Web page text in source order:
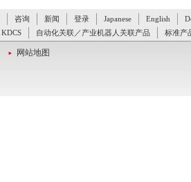
咨询 新闻 登录 Japanese English
KDCS 自动化关联／产业机器人关联产品 标准产
网站地图